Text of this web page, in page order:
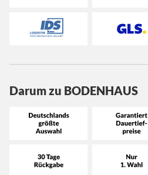
Darum zu BODENHAUS